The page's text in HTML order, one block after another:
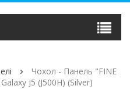
Чохол - Панель "FINE
J5 (J500H) (silver)